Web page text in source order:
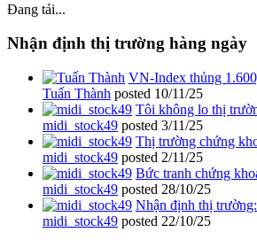
Đang tải...
Nhận định thị trường hàng ngày
VN-Index thủng
Tuấn Thành posted 10/11/25
Tôi không lo thị
midi_stock49 posted 3/11/25
Thị trường chứng
midi_stock49 posted 2/11/25
Bức tranh chứng
midi_stock49 posted 28/10/25
Nhận định thị
midi_stock49 posted 22/10/25